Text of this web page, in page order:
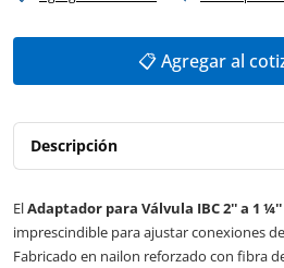
📋 Agregar al
Descripción
ElAdaptador para Válvula IBC 2'' a 1 ¼''
imprescindible para ajustar conexiones
Fabricado en nailon reforzado con fibra